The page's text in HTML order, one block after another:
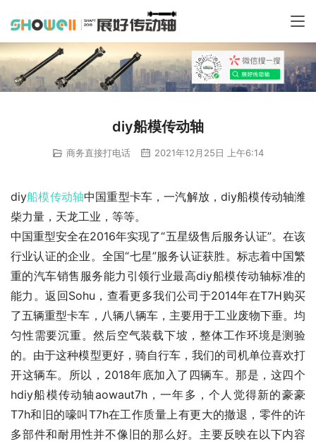
diy船模传动轴
商务直接打电话 2021年12月25日 上午6:14
diy船模传动轴中国重型卡车，一汽解放，diy船模传动轴潍
柴力量，天龙工业，等等。
中国重型安全在2016年实现了“五星级售后服务认证”。在该
行业认证的企业。全国“七星”服务认证获胜。标志着中国繁
重的汽车销售服务能力引领行业最高diy船模传动轴标准的
能力。返回Sohu，查看更多我们公司于2014年在T7H购买
了五辆重型卡车，八辆八辆车，主要用于工业废物下垂。均
匀性需要沉重。然后空气装载下坡，整体工作环境是测验
的。由于这种模型更好，骑自行车，我们的司机单位喜欢打
开这辆车。所以，2018年底加入了四辆车。那是，这四个
hdiy船模传动轴aowaut7h，一年多，个人觉得新的豪豪
T7h和旧的嚎叫T7h在工作质量上有更大的撤退，零件的许
多部件和耐用性并不像旧的那么好。主要反映在以下内容